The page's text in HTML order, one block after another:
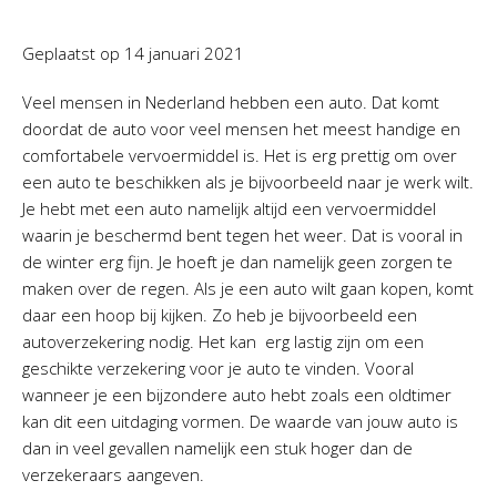
Geplaatst op 14 januari 2021
Veel mensen in Nederland hebben een auto. Dat komt
doordat de auto voor veel mensen het meest handige en
comfortabele vervoermiddel is. Het is erg prettig om over
een auto te beschikken als je bijvoorbeeld naar je werk wilt.
Je hebt met een auto namelijk altijd een vervoermiddel
waarin je beschermd bent tegen het weer. Dat is vooral in
de winter erg fijn. Je hoeft je dan namelijk geen zorgen te
maken over de regen. Als je een auto wilt gaan kopen, komt
daar een hoop bij kijken. Zo heb je bijvoorbeeld een
autoverzekering nodig. Het kan erg lastig zijn om een
geschikte verzekering voor je auto te vinden. Vooral
wanneer je een bijzondere auto hebt zoals een oldtimer
kan dit een uitdaging vormen. De waarde van jouw auto is
dan in veel gevallen namelijk een stuk hoger dan de
verzekeraars aangeven.